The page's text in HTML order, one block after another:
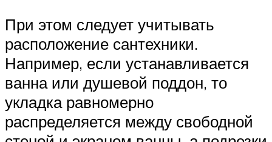
При этом следует учитывать
расположение сантехники.
Например, если устанавливается
ванна или душевой поддон, то
укладка равномерно
распределяется между свободной